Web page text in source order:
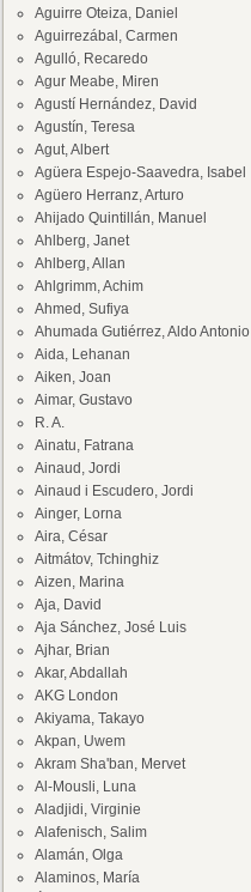
Aguirre Oteiza, Daniel
Aguirrezábal, Carmen
Agulló, Recaredo
Agur Meabe, Miren
Agustí Hernández, David
Agustín, Teresa
Agut, Albert
Agüera Espejo-Saavedra, Isabel
Agüero Herranz, Arturo
Ahijado Quintillán, Manuel
Ahlberg, Janet
Ahlberg, Allan
Ahlgrimm, Achim
Ahmed, Sufiya
Ahumada Gutiérrez, Aldo Antonio
Aida, Lehanan
Aiken, Joan
Aimar, Gustavo
R. A.
Ainatu, Fatrana
Ainaud, Jordi
Ainaud i Escudero, Jordi
Ainger, Lorna
Aira, César
Aitmátov, Tchinghiz
Aizen, Marina
Aja, David
Aja Sánchez, José Luis
Ajhar, Brian
Akar, Abdallah
AKG London
Akiyama, Takayo
Akpan, Uwem
Akram Sha'ban, Mervet
Al-Mousli, Luna
Aladjidi, Virginie
Alafenisch, Salim
Alamán, Olga
Alaminos, María